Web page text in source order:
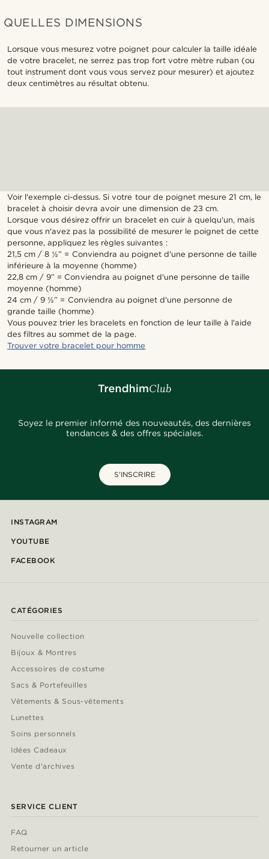
QUELLES DIMENSIONS
Lorsque vous mesurez votre poignet pour calculer la taille idéale
de votre bracelet, ne serrez pas trop fort votre mètre ruban (ou
tout instrument dont vous vous servez pour mesurer) et ajoutez
deux centimètres au résultat obtenu.
Voir l'exemple ci-dessus. Si votre tour de poignet mesure 21 cm, le
bracelet à choisir devra avoir une dimension de 23 cm.
Lorsque vous désirez offrir un bracelet en cuir à quelqu'un, mais
que vous n'avez pas la possibilité de mesurer le poignet de cette
personne, appliquez les règles suivantes :
21,5 cm / 8 ½” = Conviendra au poignet d'une personne de taille
inférieure à la moyenne (homme)
22,8 cm / 9” = Conviendra au poignet d'une personne de taille
moyenne (homme)
24 cm / 9 ½” = Conviendra au poignet d'une personne de
grande taille (homme)
Vous pouvez trier les bracelets en fonction de leur taille à l'aide
des filtres au sommet de la page.
Trouver votre bracelet pour homme
Soyez le premier informé des nouveautés, des dernières
tendances & des offres spéciales.
S'INSCRIRE
INSTAGRAM
YOUTUBE
FACEBOOK
CATÉGORIES
Nouvelle collection
Bijoux & Montres
Accessoires de costume
Sacs & Portefeuilles
Vêtements & Sous-vêtements
Lunettes
Soins personnels
Idées Cadeaux
Vente d'archives
SERVICE CLIENT
FAQ
Retourner un article